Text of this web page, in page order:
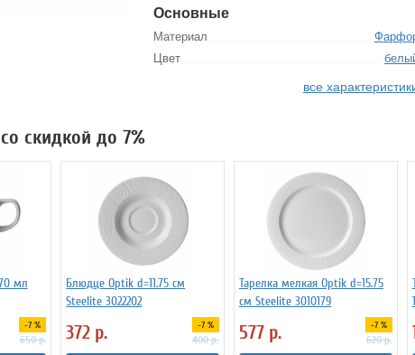
Основные
Материал
Цвет
все
скидкой до 7%
мл
-7 %
650р.
Блюдце Optik d=11.75 см
Steelite 3022202
372 р. -7 %
400р.
Тарелка мелкая Optik d=15.75
см Steelite 3010179
577 р. -7 %
620р.